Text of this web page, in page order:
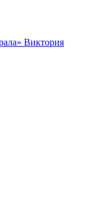
Виктория